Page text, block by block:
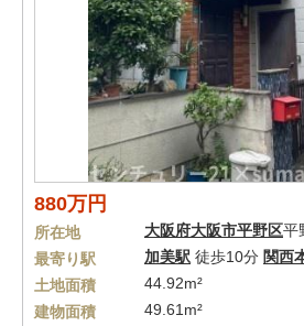
880万円
所在地 大阪府大阪市平野区平
最寄り駅
加美駅 徒歩10分 関西
土地面積
44.92m²
建物面積
49.61m²